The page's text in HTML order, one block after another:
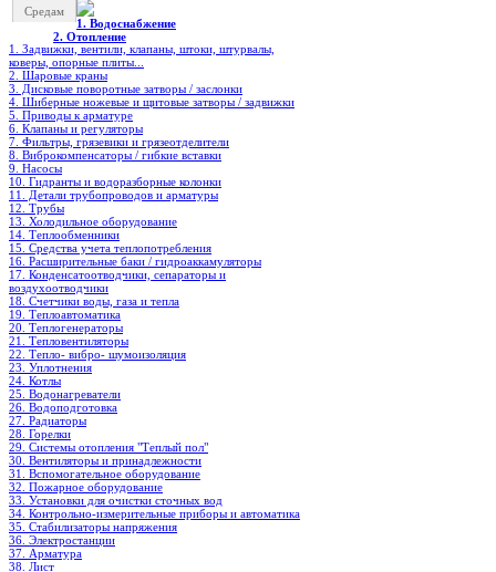
Средам
1. Водоснабжение
2. Отопление
1. Задвижки, вентили, клапаны, штоки, штурвалы,
коверы, опорные плиты...
2. Шаровые краны
3. Дисковые поворотные затворы / заслонки
4. Шиберные ножевые и щитовые затворы / задвижки
5. Приводы к арматуре
6. Клапаны и регуляторы
7. Фильтры, грязевики и грязеотделители
8. Виброкомпенсаторы / гибкие вставки
9. Насосы
10. Гидранты и водоразборные колонки
11. Детали трубопроводов и арматуры
12. Трубы
13. Холодильное oборудование
14. Теплообменники
15. Средства учета теплопотребления
16. Расширительные баки / гидроаккамуляторы
17. Конденсатоотводчики, сепараторы и
воздухоотводчики
18. Счетчики воды, газа и тепла
19. Теплоавтоматика
20. Теплогенераторы
21. Тепловентиляторы
22. Тепло- вибро- шумоизоляция
23. Уплотнения
24. Котлы
25. Водонагреватели
26. Водоподготовка
27. Радиаторы
28. Горелки
29. Системы отопления "Теплый пол"
30. Вентиляторы и принадлежности
31. Вспомогательное оборудование
32. Пожарное оборудование
33. Установки для очистки сточных вод
34. Контрольно-измерительные приборы и автоматика
35. Стабилизаторы напряжения
36. Электростанции
37. Арматура
38. Лист